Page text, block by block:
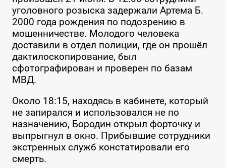
уголовного розыска задержали Артема Б.
2000 года рождения по подозрению в
мошенничестве. Молодого человека
доставили в отдел полиции, где он прошёл
дактилоскопирование, был
сфотографирован и проверен по базам
МВД.
Около 18:15, находясь в кабинете, который
не запирался и использовался не по
назначению, Бородин открыл форточку и
выпрыгнул в окно. Прибывшие сотрудники
экстренных служб констатировали его
смерть.